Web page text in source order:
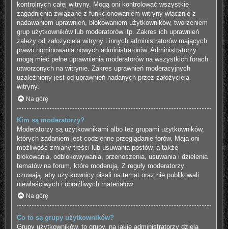
kontrolnych całej witryny. Mogą oni kontrolować wszystkie
zagadnienia związane z funkcjonowaniem witryny włącznie z
nadawaniem uprawnień, blokowaniem użytkowników, tworzeniem
grup użytkowników lub moderatorów itp. Zakres ich uprawnień
zależy od założyciela witryny i innych administratorów mających
prawo nominowania nowych administratorów. Administratorzy
mogą mieć pełne uprawnienia moderatorów na wszystkich forach
utworzonych na witrynie. Zakres uprawnień moderacyjnych
uzależniony jest od uprawnień nadanych przez założyciela
witryny.
Na górę
Kim są moderatorzy?
Moderatorzy są użytkownikami albo też grupami użytkowników,
których zadaniem jest codzienne przeglądanie forów. Mają oni
możliwość zmiany treści lub usuwania postów, a także
blokowania, odblokowywania, przenoszenia, usuwania i dzielenia
tematów na forum, które moderują. Z reguły moderatorzy
czuwają, aby użytkownicy pisali na temat oraz nie publikowali
niewłaściwych i obraźliwych materiałów.
Na górę
Co to są grupy użytkowników?
Grupy użytkowników, to grupy, na jakie administratorzy dzielą